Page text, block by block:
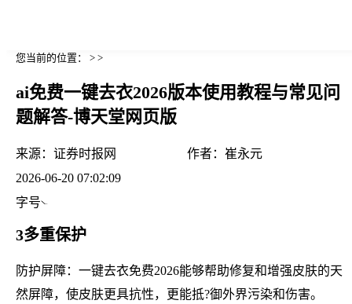
您当前的位置： > >
ai免费一键去衣2026版本使用教程与常见问
题解答-博天堂网页版
来源： 证券时报网 作者： 崔永元
2026-06-20 07:02:09
字号
3多重保护
防护屏障：一键去衣免费2026能够帮助修复和增强皮肤的天
然屏障，使皮肤更具抗性，更能抵?御外界污染和伤害。